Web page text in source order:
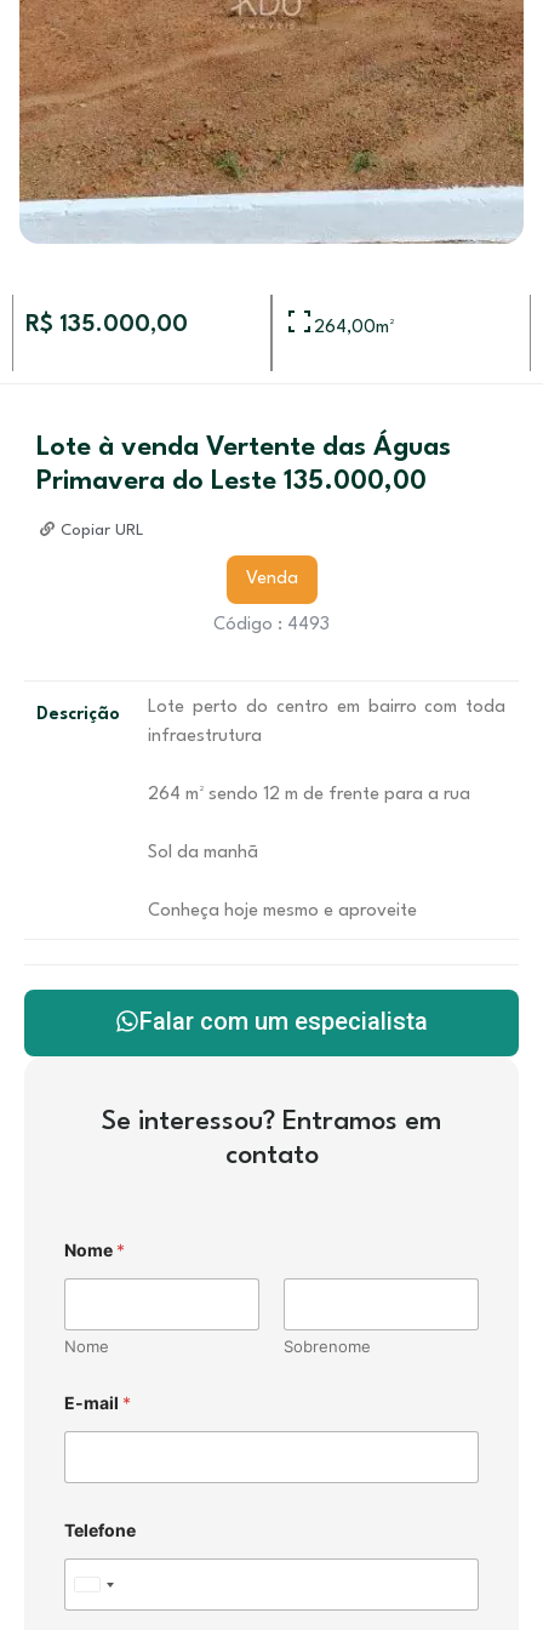
R$ 135.000,00 264,00m²
Lote à venda Vertente das Águas
Primavera do Leste 135.000,00
Copiar URL
Venda
Código : 4493
Descrição
Lote perto do centro em bairro com toda
infraestrutura
264 m² sendo 12 m de frente para a rua
Sol da manhã
Conheça hoje mesmo e aproveite
Falar com um especialista
Se interessou? Entramos em
contato
Nome *
Nome Sobrenome
E-mail *
Telefone